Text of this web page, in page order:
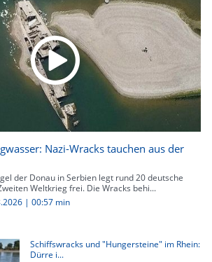
Nazi-Wracks tauchen aus der
der Donau in Serbien legt rund 20 deutsche
Weltkrieg frei. Die Wracks behi...
| 00:57 min
Schiffswracks und "Hungersteine" im Rhein:
Dürre i...